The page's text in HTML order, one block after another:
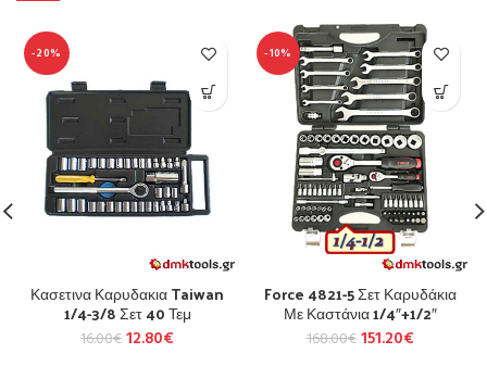
-20%
Κασετινα Καρυδακια Taiwan
1/4-3/8 Σετ 40 Τεμ
16.00€12.80€
-10%
Force 4821-5 Σετ Καρυδάκια
Με Καστάνια 1/4″+1/2″
168.00€ 151.20€